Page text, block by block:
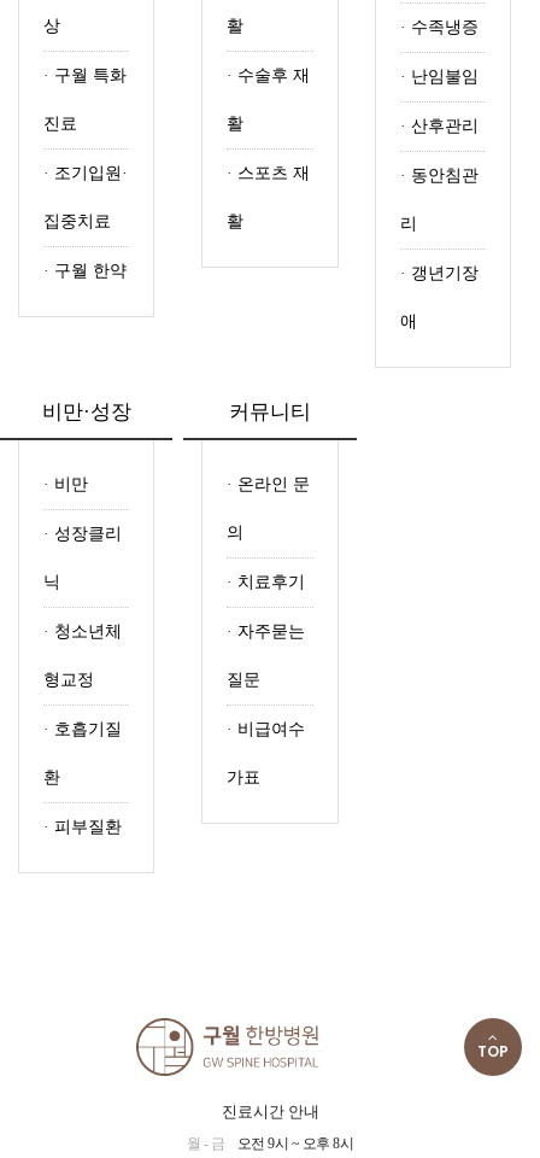
상
· 구월 특화
진료
· 조기입원·
집중치료
· 구월 한약
활
· 수술후 재
활
· 스포츠 재
활
· 수족냉증
· 난임불임
· 산후관리
· 동안침관
리
· 갱년기장
애
비만·성장
· 비만
· 성장클리
닉
· 청소년체
형교정
· 호흡기질
환
· 피부질환
커뮤니티
· 온라인 문
의
· 치료후기
· 자주묻는
질문
· 비급여수
가표
TOP
진료시간 안내
월 - 금
오전 9시 ~ 오후 8시